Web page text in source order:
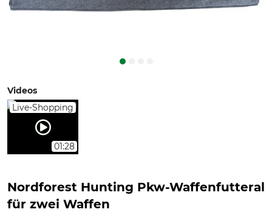
Videos
Live-Shopping
01:28
Nordforest Hunting Pkw-Waffenfutteral
für zwei Waffen